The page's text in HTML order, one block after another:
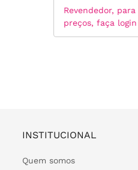
Revendedor,
preços, faça
INSTITUCIONAL
Quem somos